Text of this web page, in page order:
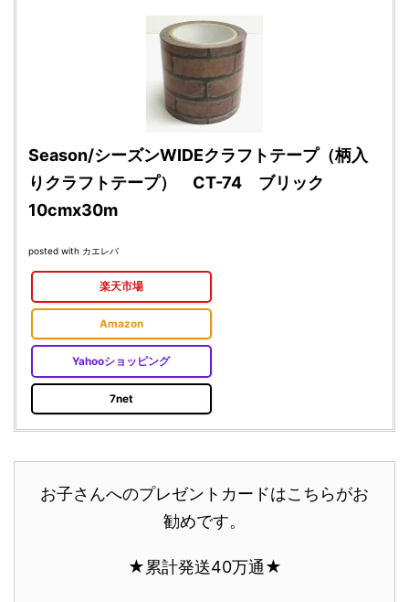
Season/シーズンWIDEクラフトテープ（柄入
りクラフトテープ） CT-74 ブリック
10cmx30m
posted with カエレバ
楽天市場
Amazon
Yahooショッピング
7net
お子さんへのプレゼントカードはこちらがお
勧めです。
★累計発送40万通★